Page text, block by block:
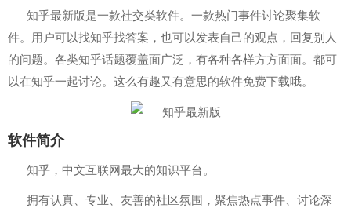
知乎最新版是一款社交类软件。一款热门事件讨论聚集软
件。用户可以找知乎找答案，也可以发表自己的观点，回复别人
的问题。各类知乎话题覆盖面广泛，有各种各样方方面面。都可
以在知乎一起讨论。这么有趣又有意思的软件免费下载哦。
软件简介
知乎，中文互联网最大的知识平台。
拥有认真、专业、友善的社区氛围，聚焦热点事件、讨论深